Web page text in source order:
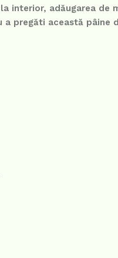
interior, adăugarea de
pregăti această pâine